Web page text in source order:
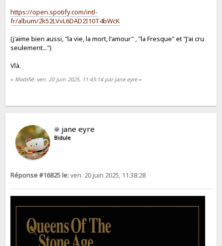
https://open.spotify.com/intl-
fr/album/2k52LVvL6DAD2I10T4bWcK
(j'aime bien aussi, "la vie, la mort, l'amour" , "la Fresque" et "J'ai cru
seulement...")
Vlà.
« Modifié: ven. 20 juin 2025, 11:43:14 par jane eyre»
jane eyre
Bidule
Réponse #16825 le:ven. 20 juin 2025, 11:38:28